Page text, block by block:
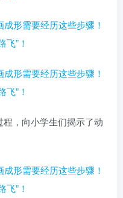
，向小学生们揭示了动